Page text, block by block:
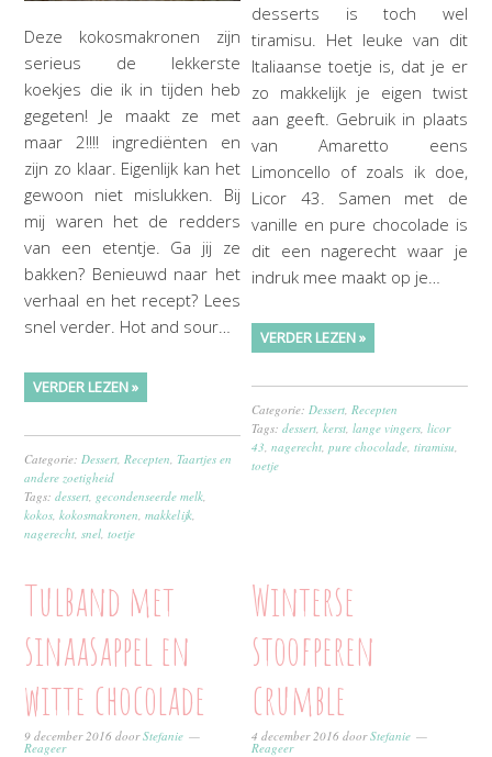
Deze kokosmakronen zijn
serieus de lekkerste
koekjes die ik in tijden heb
gegeten! Je maakt ze met
maar 2!!!! ingrediënten en
zijn zo klaar. Eigenlijk kan het
gewoon niet mislukken. Bij
mij waren het de redders
van een etentje. Ga jij ze
bakken? Benieuwd naar het
verhaal en het recept? Lees
snel verder. Hot and sour…
VERDER LEZEN »
Categorie: Dessert Recepten ,Taartjes en
andere zoetigheid
Tags:dessert gecondenseerde melk
kokos ,kokosmakronen ,makkelijk
nagerecht ,snel ,toetje
desserts is toch wel
tiramisu. Het leuke van dit
Italiaanse toetje is, dat je er
zo makkelijk je eigen twist
aan geeft. Gebruik in plaats
van Amaretto eens
Limoncello of zoals ik doe,
Licor 43. Samen met de
vanille en pure chocolade is
dit een nagerecht waar je
indruk mee maakt op je…
VERDER LEZEN »
Categorie: Dessert Recepten
Tags:dessert ,kerst ,lange vingers ,licor
43 ,nagerecht ,pure chocolade ,tiramisu
toetje
Tulband met
sinaasappel en
witte chocolade
9 december 2016 doorStefanie
Reageer
Winterse
stoofperen
crumble
4 december 2016 doorStefanie
Reageer